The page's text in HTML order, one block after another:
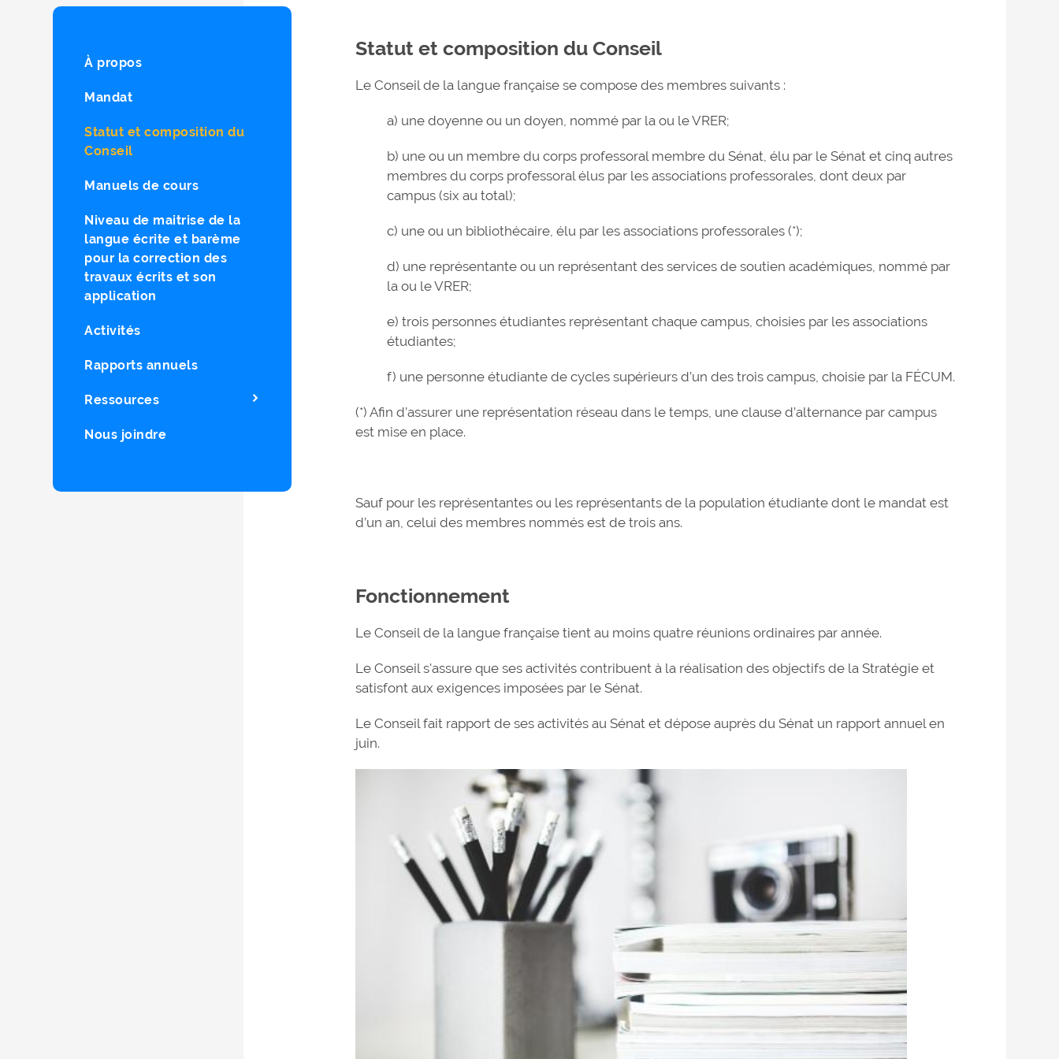
À propos
Mandat
Statut et composition du
Conseil
Manuels de cours
Niveau de maitrise de la
langue écrite et barème
pour la correction des
travaux écrits et son
application
Activités
Rapports annuels
Ressources
Nous joindre
Statut et composition du Conseil
Le Conseil de la langue française se compose des membres suivants :
a) une doyenne ou un doyen, nommé par la ou le VRER;
b) une ou un membre du corps professoral membre du Sénat, élu par le Sénat et cinq autres
membres du corps professoral élus par les associations professorales, dont deux par
campus (six au total);
c) une ou un bibliothécaire, élu par les associations professorales (*);
d) une représentante ou un représentant des services de soutien académiques, nommé par
la ou le VRER;
e) trois personnes étudiantes représentant chaque campus, choisies par les associations
étudiantes;
f) une personne étudiante de cycles supérieurs d’un des trois campus, choisie par la FÉCUM.
(*) Afin d’assurer une représentation réseau dans le temps, une clause d’alternance par campus
est mise en place.
Sauf pour les représentantes ou les représentants de la population étudiante dont le mandat est
d’un an, celui des membres nommés est de trois ans.
Fonctionnement
Le Conseil de la langue française tient au moins quatre réunions ordinaires par année.
Le Conseil s'assure que ses activités contribuent à la réalisation des objectifs de la Stratégie et
satisfont aux exigences imposées par le Sénat.
Le Conseil fait rapport de ses activités au Sénat et dépose auprès du Sénat un rapport annuel en
juin.